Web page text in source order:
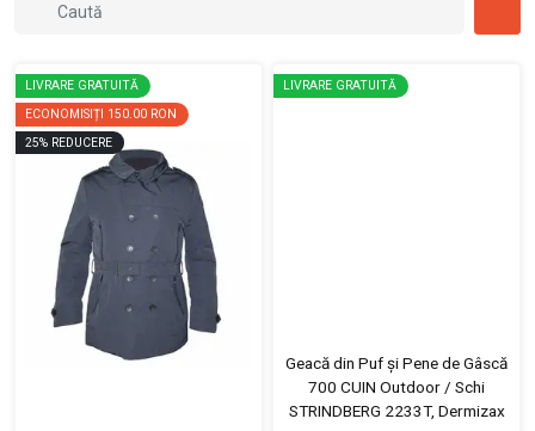
LIVRARE GRATUITĂ
ECONOMISIȚI 150.00 RON
25% REDUCERE
LIVRARE GRATUITĂ
Geacă din Puf și Pene de Gâscă
700 CUIN Outdoor / Schi
STRINDBERG 2233T, Dermizax